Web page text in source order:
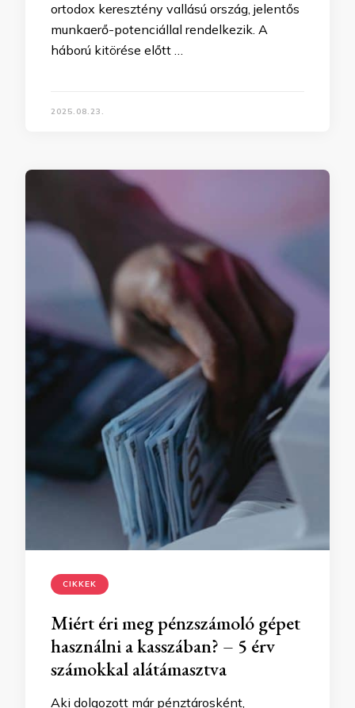
ortodox keresztény vallású ország, jelentős
munkaerő-potenciállal rendelkezik. A
háború kitörése előtt …
2025.08.23.
CIKKEK
Miért éri meg pénzszámoló gépet
használni a kasszában? – 5 érv
számokkal alátámasztva
Aki dolgozott már pénztárosként,